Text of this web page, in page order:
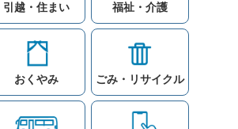
引越・住まい 福祉・介護
おくやみ ごみ・リサイクル